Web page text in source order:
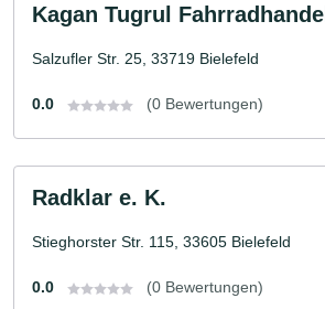
Kagan Tugrul Fahrradhandel
Salzufler Str. 25, 33719 Bielefeld
0.0 (0 Bewertungen)
Radklar e. K.
Stieghorster Str. 115, 33605 Bielefeld
0.0 (0 Bewertungen)